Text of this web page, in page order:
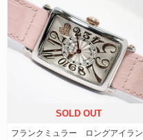
SOLD OUT
フランクミュラー ロングアイラン